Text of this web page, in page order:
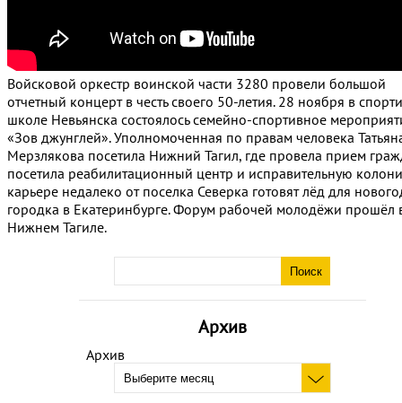
Архив
Архив
Войсковой оркестр воинской части 3280 провели большой
отчетный концерт в честь своего 50-летия. 28 ноября в
школе Невьянска состоялось семейно-спортивное
«Зов джунглей». Уполномоченная по правам человека
Мерзлякова посетила Нижний Тагил, где провела прием
посетила реабилитационный центр и исправительную
карьере недалеко от поселка Северка готовят лёд для
городка в Екатеринбурге.Форум рабочей молодёжи прошёл
Нижнем Тагиле.